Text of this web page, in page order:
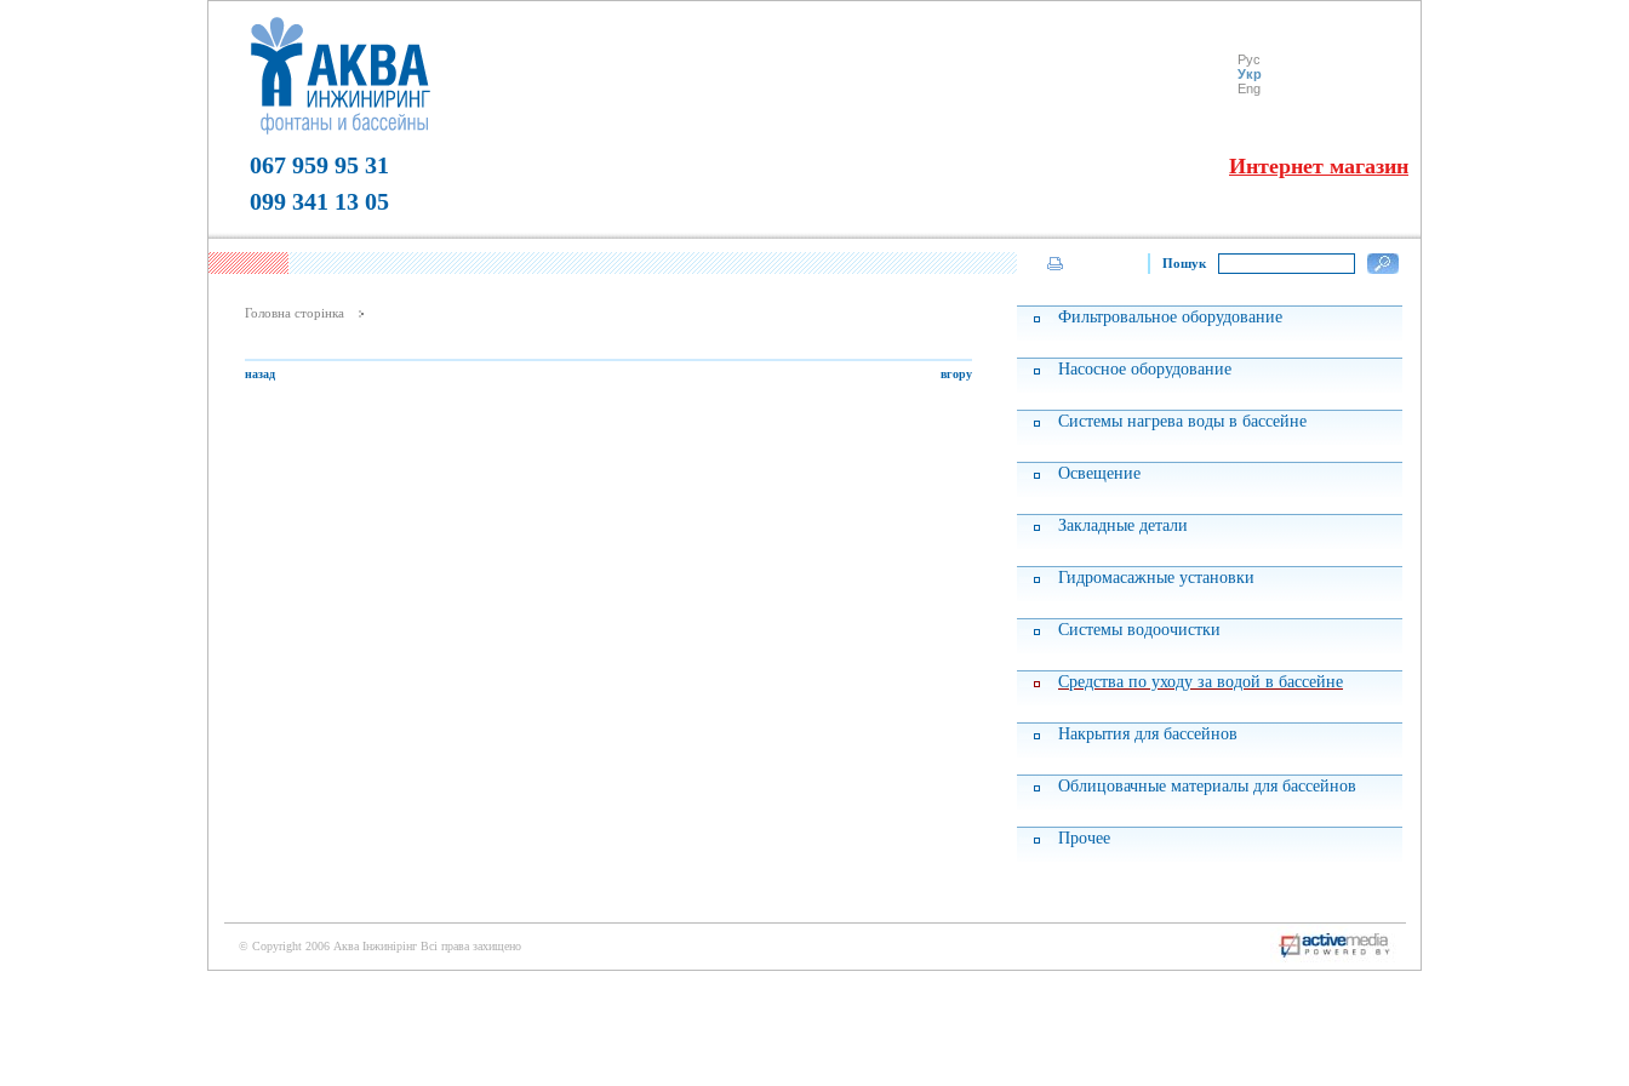
Рус
Укр
Eng
067 959 95 31
099 341 13 05
Интернет магазин
Пошук
Головна сторiнка
назад вгору
Фильтровальное оборудование
Насосное оборудование
Системы нагрева воды в бассейне
Освещение
Закладные детали
Гидромасажные установки
Системы водоочистки
Средства по уходу за водой в бассейне
Накрытия для бассейнов
Облицовачные материалы для бассейнов
Прочее
© Copyright 2006 Аква Iнжинiрiнг Всi права захищено